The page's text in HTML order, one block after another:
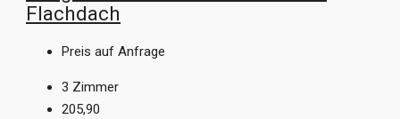
Flachdach
Preis auf Anfrage
3 Zimmer
205,90